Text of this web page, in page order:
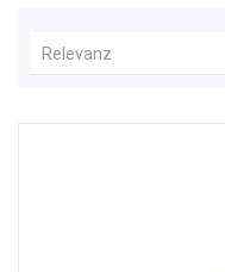
Relevanz